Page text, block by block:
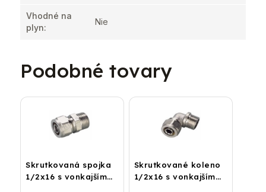
Vhodné na
plyn:
Nie
Podobné tovary
Skrutkovaná spojka
1/2x16 s vonkajším
Skrutkované koleno
1/2x16 s vonkajším